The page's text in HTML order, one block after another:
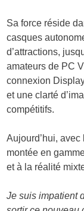
Sa force réside
casques
d’attractions,
amateurs de PC
connexion
et une clarté
compétitifs.
Aujourd’hui,
montée en
et à la réalité
Je suis impatient